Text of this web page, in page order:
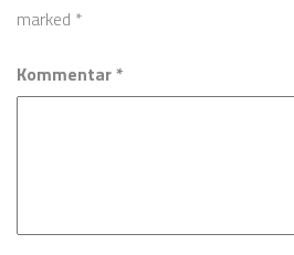
marked *
Kommentar *